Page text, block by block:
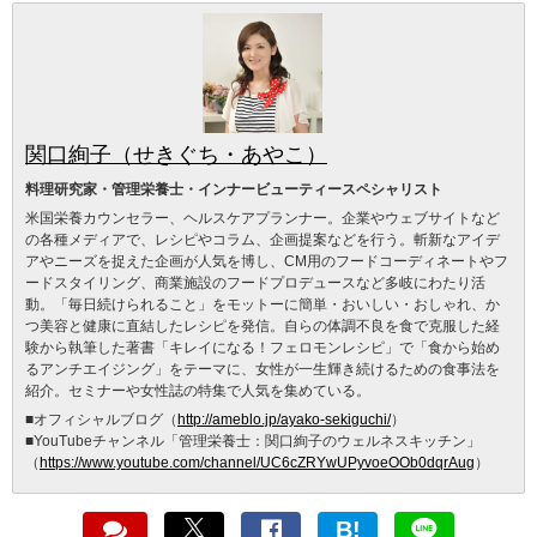
関口絢子（せきぐち・あやこ）
料理研究家・管理栄養士・インナービューティースペシャリスト
米国栄養カウンセラー、ヘルスケアプランナー。企業やウェブサイトなど
の各種メディアで、レシピやコラム、企画提案などを行う。斬新なアイデ
アやニーズを捉えた企画が人気を博し、CM用のフードコーディネートやフ
ードスタイリング、商業施設のフードプロデュースなど多岐にわたり活
動。「毎日続けられること」をモットーに簡単・おいしい・おしゃれ、か
つ美容と健康に直結したレシピを発信。自らの体調不良を食で克服した経
験から執筆した著書「キレイになる！フェロモンレシピ」で「食から始め
るアンチエイジング」をテーマに、女性が一生輝き続けるための食事法を
紹介。セミナーや女性誌の特集で人気を集めている。
■オフィシャルブログ（ http://ameblo.jp/ayako-sekiguchi/）
■YouTubeチャンネル「管理栄養士：関口絢子のウェルネスキッチン」
（ https://www.youtube.com/channel/UC6cZRYwUPyvoeOOb0dqrAug ）
B!